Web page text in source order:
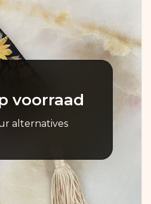
voorraad
alternatives